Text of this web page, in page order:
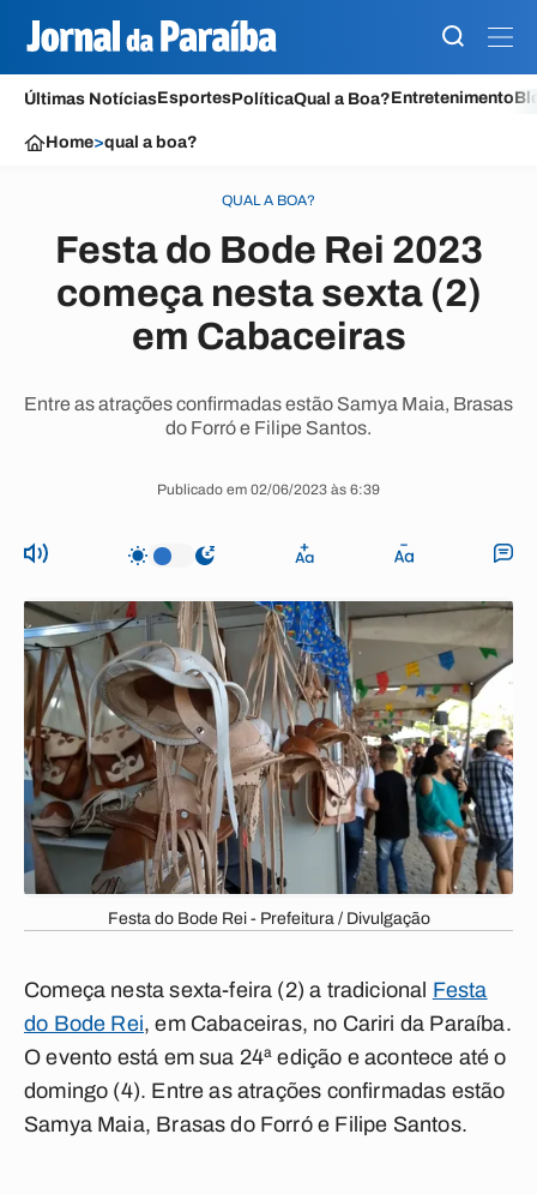
Últimas NotíciasEsportesPolíticaQual a Boa?Entretenimento
Home>qual a boa?
QUAL A BOA?
Festa do Bode Rei 2023
começa nesta sexta (2)
em Cabaceiras
Entre as atrações confirmadas estão Samya Maia, Brasas
do Forró e Filipe Santos.
Publicado em 02/06/2023 às 6:39
Festa do Bode Rei - Prefeitura / Divulgação
Começa nesta sexta-feira (2) a tradicional Festa
do Bode Rei, em Cabaceiras, no Cariri da Paraíba.
O evento está em sua 24ª edição e acontece até o
domingo (4). Entre as atrações confirmadas estão
Samya Maia, Brasas do Forró e Filipe Santos.